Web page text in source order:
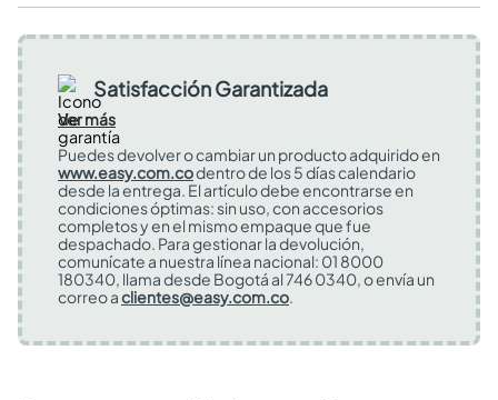
Satisfacción Garantizada
Ver más
Puedes devolver o cambiar un producto adquirido en
www.easy.com.codentro de los 5 días calendario
desde la entrega. El artículo debe encontrarse en
condiciones óptimas: sin uso, con accesorios
completos y en el mismo empaque que fue
despachado. Para gestionar la devolución,
comunícate a nuestra línea nacional: 01 8000
180340, llama desde Bogotá al 746 0340, o envía un
correo aclientes@easy.com.co.